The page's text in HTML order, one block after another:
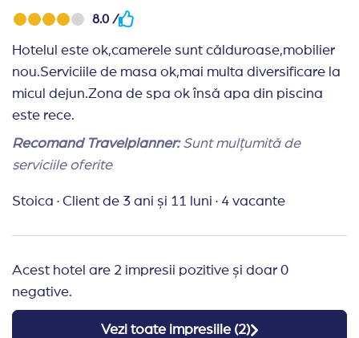
mult pe mancare gatita, insa nu ne-am plans in nici
o zi, am avut ce sa mancam, pe gustul fiecaruia.
Singura observatie, la cina nici macar un pahar de
apa de la un amarat de dozator, pur si simplu nu
aveai voie. Un hotel de 3* PLUS, mai degraba, dar
personal am mai merge fara nici o ezitare.
cand ma repet, EXCELENT!
8.0 /
Hotelul este ok,camerele sunt călduroase,mobilier
nou.Serviciile de masa ok,mai multa diversificare la
micul dejun.Zona de spa ok însă apa din piscina
este rece.
Recomand Travelplanner:Sunt mulțumită de
serviciile oferite
Stoica · Client de 3 ani și 11 luni · 4 vacante
Acest hotel are 2 impresii pozitive și doar 0
negative.
Vezi toate impresiile (2)